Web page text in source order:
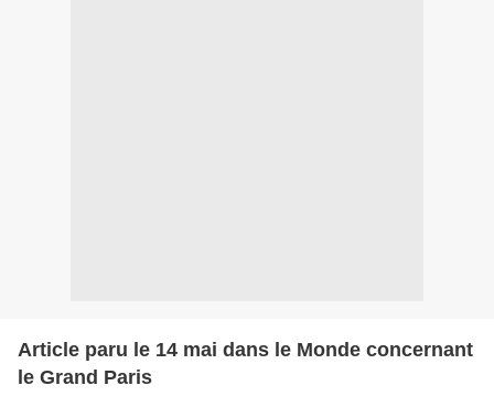
Article paru le 14 mai dans le Monde concernant
le Grand Paris